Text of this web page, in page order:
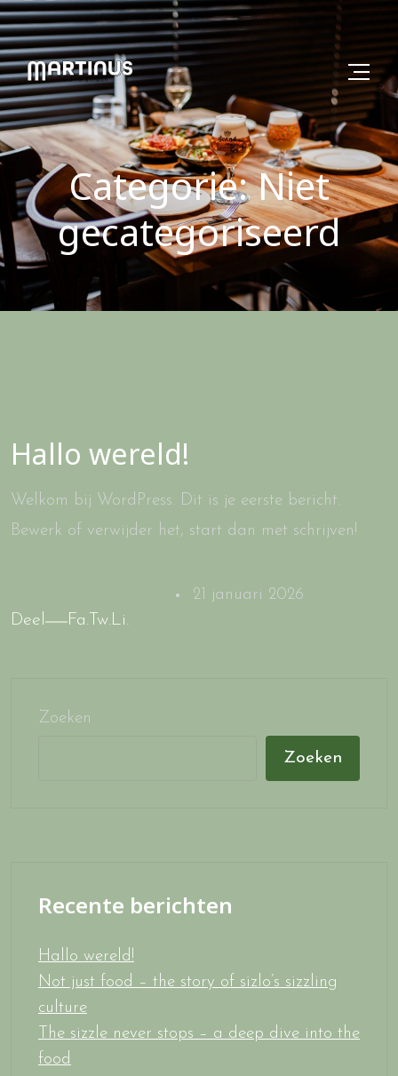
Categorie: Niet
gecategoriseerd
Hallo wereld!
Welkom bij WordPress. Dit is je eerste bericht.
Bewerk of verwijder het, start dan met schrijven!
21 januari 2026
Deel Fa. Tw.Li.
Zoeken
Zoeken
Recente berichten
Hallo wereld!
Not just food – the story of sizlo’s sizzling
culture
The sizzle never stops – a deep dive into the
food